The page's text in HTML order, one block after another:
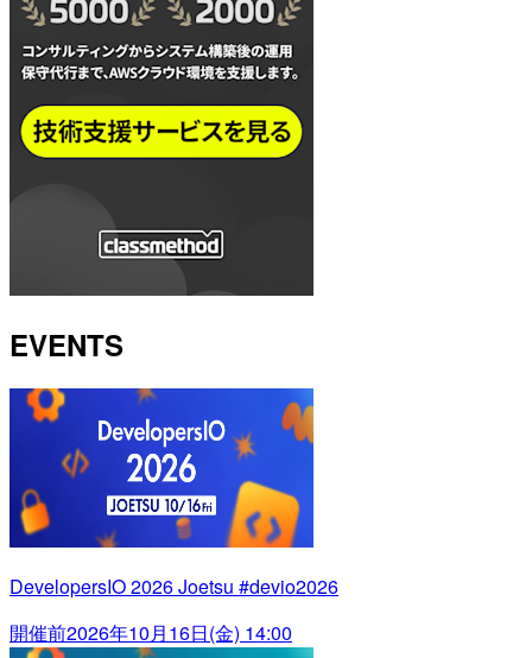
EVENTS
DevelopersIO 2026 Joetsu #devio2026
開催前2026年10月16日(金) 14:00